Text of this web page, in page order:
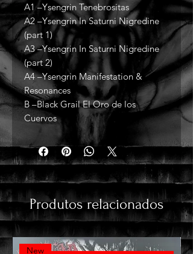
A1 –Ysengrin Tenebrositas
A2 –Ysengrin In Saturni Nigredine
(part 1)
A3 –Ysengrin In Saturni Nigredine
(part 2)
A4 –Ysengrin Manifestation &
Resonances
B –Black Grail El Oro de los
Cuervos
Produtos relacionados
New